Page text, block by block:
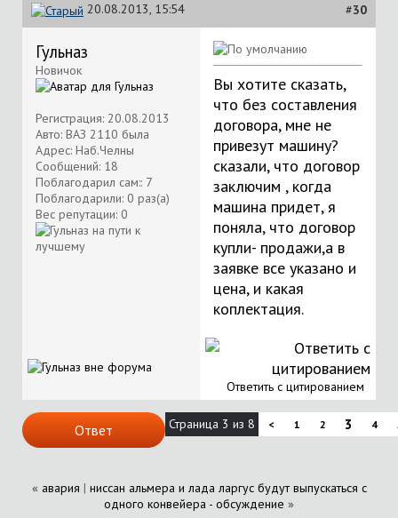
20.08.2013, 15:54 #30
Гульназ
Новичок
Регистрация: 20.08.2013
Авто: ВАЗ 2110 была
Адрес: Наб.Челны
Сообщений: 18
Поблагодарил сам:: 7
Поблагодарили: 0 раз(а)
Вес репутации: 0
Вы хотите сказать,
что без составления
договора, мне не
привезут машину?
сказали, что договор
заключим , когда
машина придет, я
поняла, что договор
купли- продажи,а в
заявке все указано и
цена, и какая
коплектация.
Ответить с цитированием
Ответ Страница 3 из 8 < 1 2 3 4
« авария | ниссан альмера и лада ларгус будут выпускаться с
одного конвейера - обсуждение »